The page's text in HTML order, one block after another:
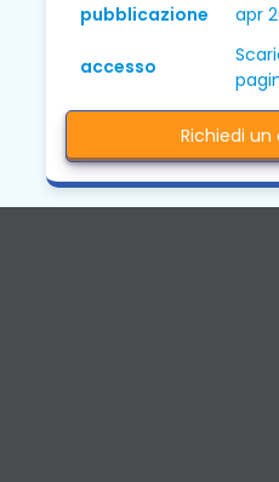
pubblicazione
apr
accesso
Richiedi